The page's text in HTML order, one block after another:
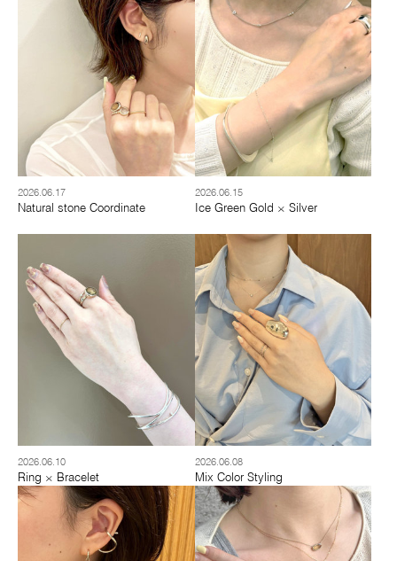
2026.06.17
Natural stone Coordinate
2026.06.15
Ice Green Gold × Silver
2026.06.10
Ring × Bracelet
2026.06.08
Mix Color Styling